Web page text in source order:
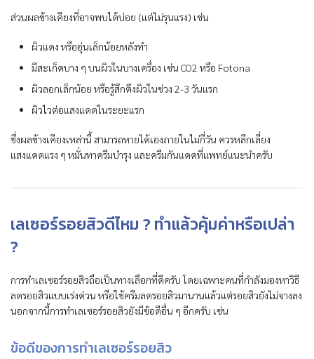
ส่วนผลข้างเคียงที่อาจพบได้บ่อย (แต่ไม่รุนแรง) เช่น
ผิวแดง หรืออุ่นเล็กน้อยหลังทำ
มีสะเก็ดบาง ๆ บนผิวในบางเครื่อง เช่น CO2 หรือ Fotona
ผิวลอกเล็กน้อย หรือรู้สึกตึงผิวในช่วง 2-3 วันแรก
ผิวไวต่อแสงแดดในระยะแรก
ซึ่งผลข้างเคียงเหล่านี้ สามารถหายได้เองภายในไม่กี่วัน ควรหลีกเลี่ยง
แสงแดดแรง ๆ หมั่นทาครีมบำรุง และครีมกันแดดที่แพทย์แนะนำครับ
เลเซอร์รอยสิวดีไหม ? ทำแล้วคุ้มค่าหรือเปล่า
?
การทำเลเซอร์รอยสิวถือเป็นทางเลือกที่ดีครับ โดยเฉพาะคนที่กำลังมองหาวิธี
ลดรอยสิวแบบเร่งด่วน หรือใช้ครีมลดรอยสิวมานานแล้วแต่รอยสิวยังไม่จางลง
นอกจากนี้การทำเลเซอร์รอยสิวยังมีข้อดีอื่น ๆ อีกครับ เช่น
ข้อดีของการทำเลเซอร์รอยสิว